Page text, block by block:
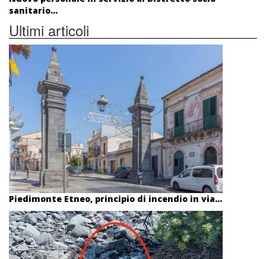
sanitario...
Ultimi articoli
Piedimonte Etneo, principio di incendio in via...